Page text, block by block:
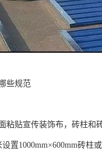
些规范
粘贴宣传装饰布，砖柱和
置1000mm×600mm砖柱